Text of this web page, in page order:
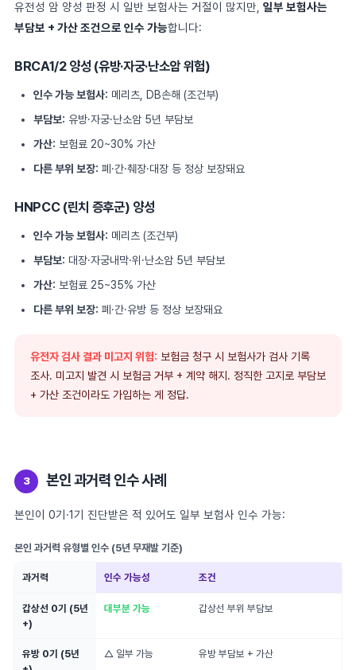
유전성 암 양성 판정 시 일반 보험사는 거절이 많지만, 일부 보험사는
부담보 + 가산 조건으로 인수 가능합니다:
BRCA1/2 양성 (유방·자궁·난소암 위험)
인수 가능 보험사: 메리츠, DB손해 (조건부)
부담보: 유방·자궁·난소암 5년 부담보
가산: 보험료 20~30% 가산
다른 부위 보장: 폐·간·췌장·대장 등 정상 보장돼요
HNPCC (린치 증후군) 양성
인수 가능 보험사: 메리츠 (조건부)
부담보: 대장·자궁내막·위·난소암 5년 부담보
가산: 보험료 25~35% 가산
다른 부위 보장: 폐·간·유방 등 정상 보장돼요
유전자 검사 결과 미고지 위험: 보험금 청구 시 보험사가 검사 기록
조사. 미고지 발견 시 보험금 거부 + 계약 해지. 정직한 고지로 부담보
+ 가산 조건이라도 가입하는 게 정답.
3 본인 과거력 인수 사례
본인이 0기·1기 진단받은 적 있어도 일부 보험사 인수 가능:
본인 과거력 유형별 인수 (5년 무재발 기준)
과거력 인수 가능성 조건
갑상선 0기 (5년
+)
대부분 가능 갑상선 부위 부담보
유방 0기 (5년
△ 일부 가능 유방 부담보 + 가산